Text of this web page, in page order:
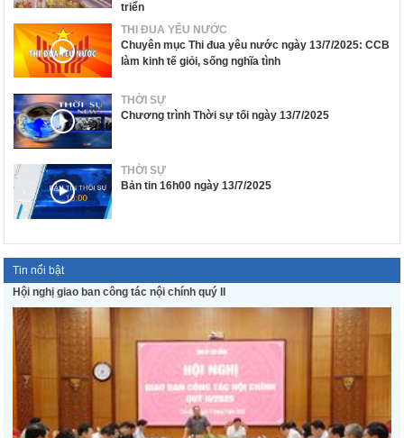
triển
THI ĐUA YÊU NƯỚC
Chuyên mục Thi đua yêu nước ngày 13/7/2025: CCB
làm kinh tế giỏi, sống nghĩa tình
THỜI SỰ
Chương trình Thời sự tối ngày 13/7/2025
THỜI SỰ
Bản tin 16h00 ngày 13/7/2025
Tin nổi bật
Hội nghị giao ban công tác nội chính quý II